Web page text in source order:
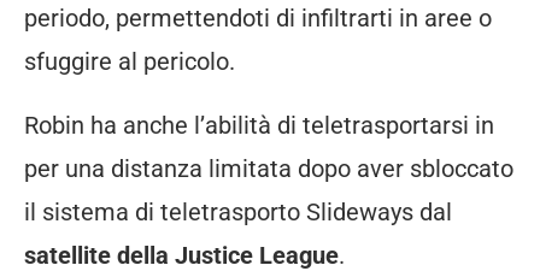
periodo, permettendoti di infiltrarti in aree o
sfuggire al pericolo.
Robin ha anche l’abilità di teletrasportarsi in
per una distanza limitata dopo aver sbloccato
il sistema di teletrasporto Slideways dal
satellite della Justice League.